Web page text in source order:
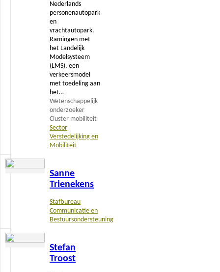
Nederlands
personenautopark
en
vrachtautopark.
Ramingen met
het Landelijk
Modelsysteem
(LMS), een
verkeersmodel
met toedeling aan
het…
Wetenschappelijk
onderzoeker
Cluster mobiliteit
Sector
Verstedelijking en
Mobiliteit
Sanne
Trienekens
Stafbureau
Communicatie en
Bestuursondersteuning
Lees
Stefan
Troost
Lees